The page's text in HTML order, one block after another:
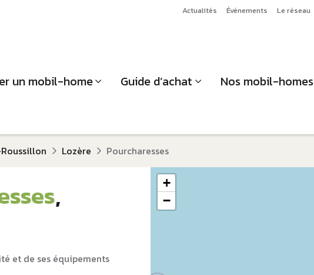
Actualités Événements Le réseau
un mobil-home Guide d’achat Nos mobil-homes
Lozère Pourcharesses
+
−
,
et de ses équipements